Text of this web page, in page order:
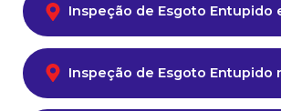
Inspeção de Esgoto Entupido
Inspeção de Esgoto Entupido